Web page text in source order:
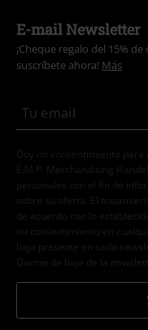
E-mail Newsletter
¡Cheque regalo del 15%
suscríbete ahora! Más
Doy mi consentimiento
E.M.P. Merchandising
personales con el fin de
sobre su oferta. El
de acuerdo con lo
mi consentimiento en
baja presente en cada
Darme de baja de la